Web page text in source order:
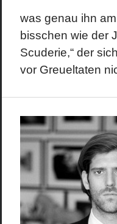
was genau ihn
bisschen wie der
Scuderie,“ der
vor Greueltaten